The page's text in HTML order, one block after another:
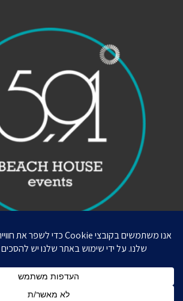
Weddify © עיצוב ובניה סטודיו ליבי מור ©
כל הזכויות שמורות ל5.91 אירועים